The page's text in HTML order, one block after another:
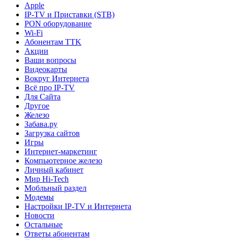
Apple
IP-TV и Приставки (STB)
PON оборудование
Wi-Fi
Абонентам TTK
Акции
Ваши вопросы
Видеокарты
Вокруг Интернета
Всё про IP-TV
Для Сайта
Другое
Железо
Забава.ру
Загрузка сайтов
Игры
Интернет-маркетинг
Компьютерное железо
Личный кабинет
Мир Hi-Tech
Мобльный раздел
Модемы
Настройки IP-TV и Интернета
Новости
Остальные
Ответы абонентам